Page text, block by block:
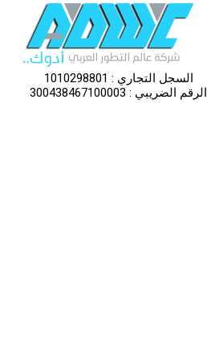
السجل التجاري : 1010298801
الرقم الضريبي : 300438467100003